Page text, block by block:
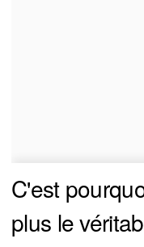
C'est
plus le